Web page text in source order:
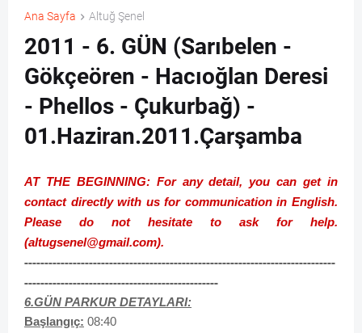
Ana Sayfa Altuğ Şenel
2011 - 6. GÜN (Sarıbelen -
Gökçeören - Hacıoğlan Deresi
- Phellos - Çukurbağ) -
01.Haziran.2011.Çarşamba
AT THE BEGINNING: For any detail, you can get in
contact directly with us for communication in English.
Please do not hesitate to ask for help.
(altugsenel@gmail.com).
-----------------------------------------------------------------------------
------------------------------------------------
6.GÜN PARKUR DETAYLARI:
Başlangıç: 08:40